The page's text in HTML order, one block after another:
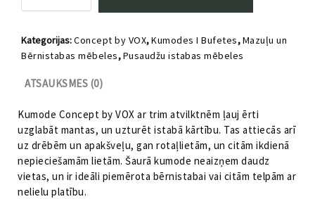
ar
atvilktnēm
Concept
VOX
Kategorijas:Concept by VOX,Kumodes I Bufetes,Mazuļu un
Bērnistabas mēbeles,Pusaudžu istabas mēbeles
ATSAUKSMES (0)
Kumode Concept by VOX ar trim atvilktnēm ļauj ērti
uzglabāt mantas, un uzturēt istabā kārtību. Tas attiecās arī
uz drēbēm un apakšveļu, gan rotaļlietām, un citām ikdienā
nepieciešamām lietām. Šaurā kumode neaizņem daudz
vietas, un ir ideāli piemērota bērnistabai vai citām telpām ar
nelielu platību.